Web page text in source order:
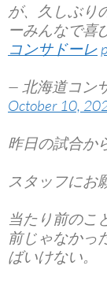
が、久しぶり
ーみんなで喜
コンサドーレ
— 北海道コン
October 10,
昨日の試合か
スタッフにお
当たり前のこ
前じゃなかっ
ばいけない。